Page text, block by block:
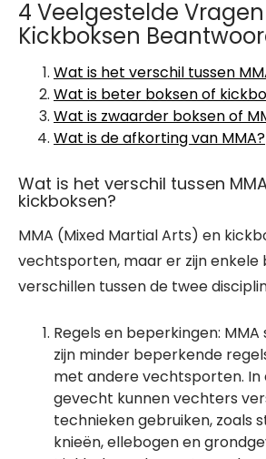
4 Veelgestelde
Kickboksen
Wat is het verschil tussen
Wat is beter boksen of
Wat is zwaarder boksen of
Wat is de afkorting van MMA?
Wat is het verschil tussen
kickboksen?
MMA (Mixed Martial Arts) en
vechtsporten, maar er zijn enkele
verschillen tussen de twee
Regels en beperkingen:
zijn minder beperkende
met andere vechtsporten. In
gevecht kunnen vechters
technieken gebruiken, zoals
knieën, ellebogen en